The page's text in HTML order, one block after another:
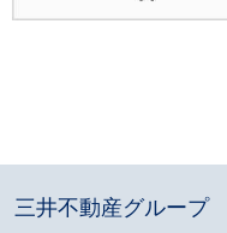
三井不動産グループ